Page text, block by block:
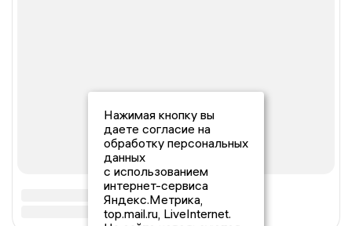
Нажимая кнопку вы
даете согласие на
обработку персональных
данных
с использованием
интернет-сервиса
Яндекс.Метрика,
top.mail.ru, LiveInternet.